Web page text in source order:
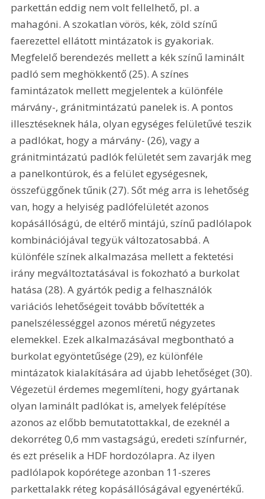
parkettán eddig nem volt fellelhető, pl. a
mahagóni. A szokatlan vörös, kék, zöld színű
faerezettel ellátott mintázatok is gyakoriak.
Megfelelő berendezés mellett a kék színű laminált
padló sem meghökkentő (25). A színes
famintázatok mellett megjelentek a különféle
márvány-, gránitmintázatú panelek is. A pontos
illesztéseknek hála, olyan egységes felületűvé teszik
a padlókat, hogy a márvány- (26), vagy a
gránitmintázatú padlók felületét sem zavarják meg
a panelkontúrok, és a felület egységesnek,
összefüggőnek tűnik (27). Sőt még arra is lehetőség
van, hogy a helyiség padlófelületét azonos
kopásállóságú, de eltérő mintájú, színű padlólapok
kombinációjával tegyük változatosabbá. A
különféle színek alkalmazása mellett a fektetési
irány megváltoztatásával is fokozható a burkolat
hatása (28). A gyártók pedig a felhasználók
variációs lehetőségeit tovább bővítették a
panelszélességgel azonos méretű négyzetes
elemekkel. Ezek alkalmazásával megbontható a
burkolat egyöntetűsége (29), ez különféle
mintázatok kialakítására ad újabb lehetőséget (30).
Végezetül érdemes megemlíteni, hogy gyártanak
olyan laminált padlókat is, amelyek felépítése
azonos az előbb bemutatottakkal, de ezeknél a
dekorréteg 0,6 mm vastagságú, eredeti színfurnér,
és ezt préselik a HDF hordozólapra. Az ilyen
padlólapok kopórétege azonban 11-szeres
parkettalakk réteg kopásállóságával egyenértékű.